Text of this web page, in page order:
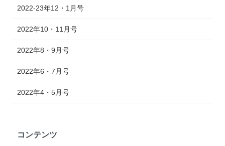
2022-23年12・1月号
2022年10・11月号
2022年8・9月号
2022年6・7月号
2022年4・5月号
コンテンツ